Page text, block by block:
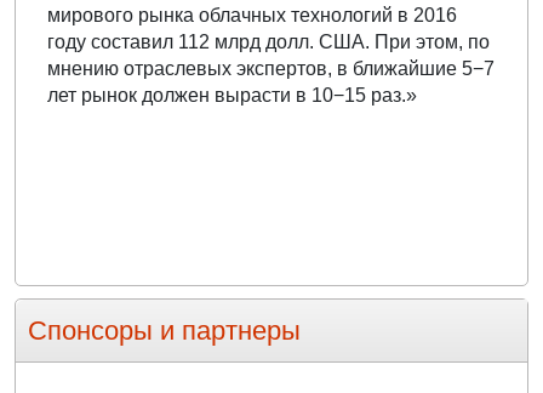
мирового рынка облачных технологий в 2016
году составил 112 млрд долл. США. При этом, по
мнению отраслевых экспертов, в ближайшие 5−7
лет рынок должен вырасти в 10−15 раз.»
Спонсоры и партнеры